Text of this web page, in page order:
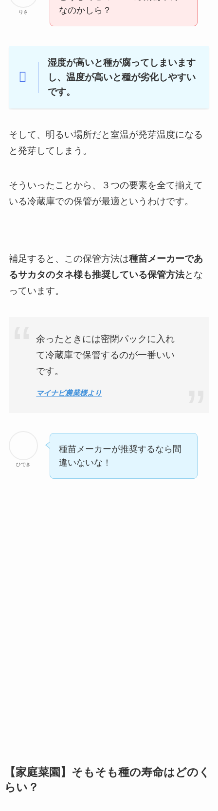
りさ
なのかしら？
湿度が高いと種が腐ってしまいます
し、温度が高いと種が劣化しやすい
です。
そして、明るい場所だと室温が発芽温度になる
と発芽してしまう。
そういったことから、３つの要素を全て揃えて
いる冷蔵庫での保管が最適というわけです。
補足すると、この保管方法は種苗メーカーであ
るサカタのタネ様も推奨している保管方法とな
っています。
余ったときには密閉パックに入れ
て冷蔵庫で保管するのが一番いい
です。
マイナビ農業様より
ひでき
種苗メーカーが推奨するなら間
違いないな！
【家庭菜園】そもそも種の寿命はどのく
らい？